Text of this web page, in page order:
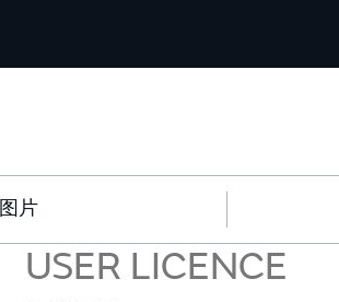
图片
USER LICENCE